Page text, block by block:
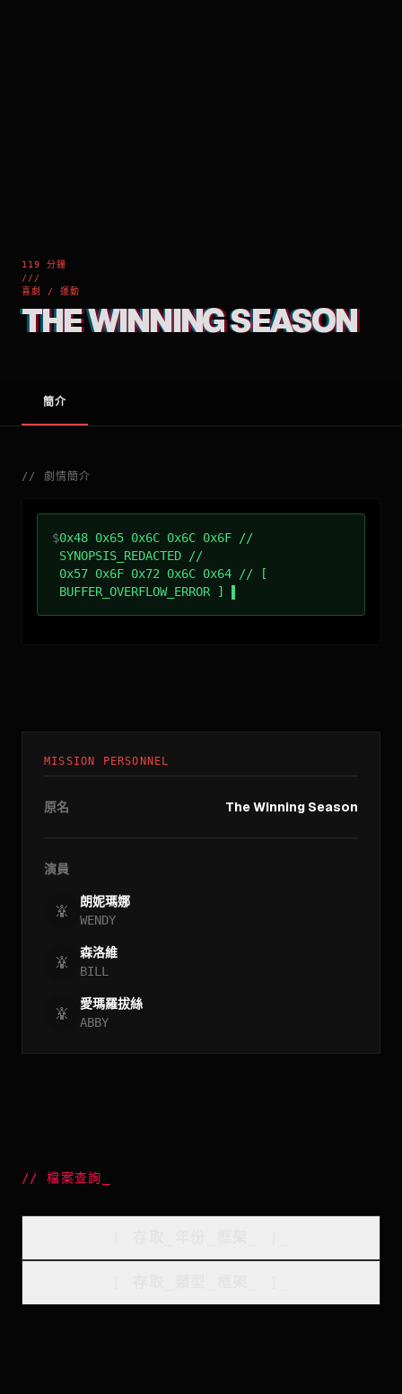
119 分鐘
///
喜劇 / 運動
THE WINNING SEASON
簡介
// 劇情簡介
$0x48 0x65 0x6C 0x6C 0x6F //
SYNOPSIS_REDACTED //
0x57 0x6F 0x72 0x6C 0x64 // [
BUFFER_OVERFLOW_ERROR ]
MISSION PERSONNEL
原名 The Winning Season
演員
朗妮瑪娜
WENDY
森洛維
BILL
愛瑪羅拔絲
ABBY
//檔案查詢